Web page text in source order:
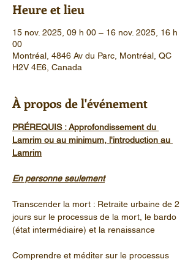
Heure et lieu
15 nov. 2025, 09 h 00 – 16 nov. 2025, 16 h
00
Montréal, 4846 Av du Parc, Montréal, QC
H2V 4E6, Canada
À propos de l'événement
PRÉREQUIS : Approfondissement du
Lamrim ou au minimum, l'introduction au
Lamrim
En personne seulement
Transcender la mort : Retraite urbaine de 2
jours sur le processus de la mort, le bardo
(état intermédiaire) et la renaissance
Comprendre et méditer sur le processus